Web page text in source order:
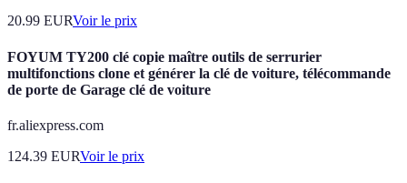
20.99 EURVoir le prix
FOYUM TY200 clé copie maître outils de serrurier
multifonctions clone et générer la clé de voiture, télécommande
de porte de Garage clé de voiture
fr.aliexpress.com
124.39 EURVoir le prix